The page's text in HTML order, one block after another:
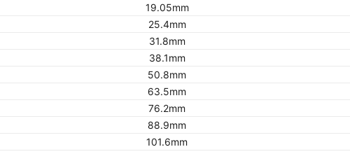
19.05mm
25.4mm
31.8mm
38.1mm
50.8mm
63.5mm
76.2mm
88.9mm
101.6mm